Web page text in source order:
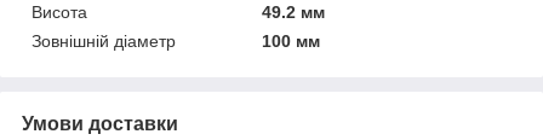
Висота
49.2 мм
Зовнішній діаметр
100 мм
Умови доставки